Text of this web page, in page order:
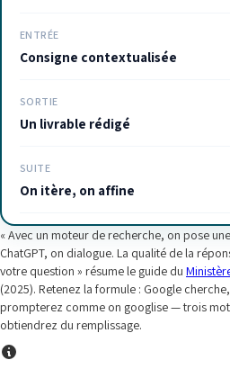
ENTRÉE
Consigne contextualisée
SORTIE
Un livrable rédigé
SUITE
On itère, on affine
« Avec un moteur de recherche, on pose
ChatGPT, on dialogue. La qualité de la
votre question » résume le guide du
(2025). Retenez la formule : Google
prompterez comme on googlise — trois
obtiendrez du remplissage.